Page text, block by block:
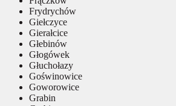
Frydrychów
Giełczyce
Gierałcice
Głebinów
Głogówek
Głuchołazy
Goświnowice
Goworowice
Grabin